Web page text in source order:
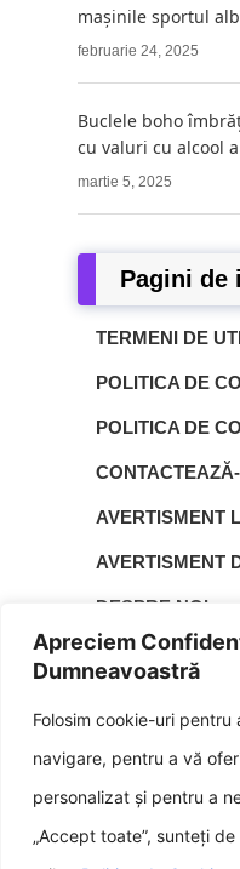
Apreciem
Dumneavoastră
Folosim cookie-uri
navigare, pentru a vă
personalizat și pentru a
„Accept toate”, sunteți
mașinile sportul alb
februarie 24, 2025
Buclele boho
cu valuri cu alcool
martie 5, 2025
Pagini de
TERMENI DE
POLITICA DE
POLITICA DE
AVERTISMENT
AVERTISMENT
DESPRE NOI
HARTA SITE-
gohov.com și un
spațiu dedicat
lungul timpului, el a
creativitate, iar